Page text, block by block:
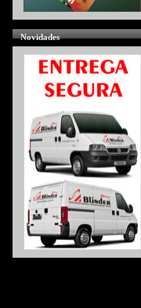
Novidades